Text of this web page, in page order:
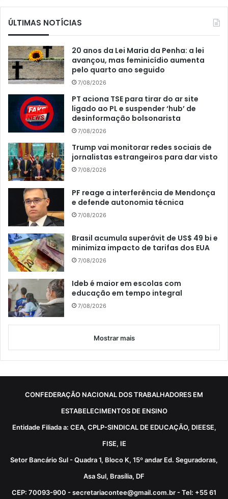
ÚLTIMAS NOTÍCIAS
20 anos da Lei Maria da Penha: a lei
avançou, mas feminicídio aumenta
pelo quarto ano seguido
7/08/2026
PT aciona TSE para tirar do ar site
ligado ao PL e suspender ‘hub’ de
desinformação bolsonarista
7/08/2026
Trump vai monitorar redes sociais de
jornalistas estrangeiros para dar visto
7/08/2026
PF reage a interferência de Mendonça
e defende autonomia técnica
7/08/2026
Brasil acumula superávit de US$ 49 bi e
minimiza impacto de tarifas dos EUA
7/08/2026
Ideb é maior em escolas com
educação em tempo integral
7/08/2026
Mostrar mais
CONFEDERAÇÃO NACIONAL DOS TRABALHADORES EM
ESTABELECIMENTOS DE ENSINO
Entidade Filiada a: CEA, CPLP-SINDICAL DE EDUCAÇÃO, DIEESE,
FISE, IE
Setor Bancário Sul - Quadra 1, Bloco K, 15º andar Ed. Seguradoras,
Asa Sul, Brasília, DF
CEP: 70093-900 - secretariacontee@gmail.com.br - Tel: +55 61